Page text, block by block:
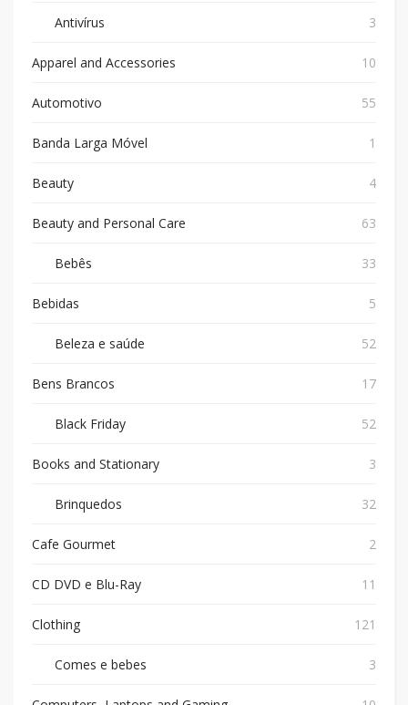
Antivírus 3
Apparel and Accessories 10
Automotivo 55
Banda Larga Móvel 1
Beauty 4
Beauty and Personal Care 63
Bebês 33
Bebidas 5
Beleza e saúde 52
Bens Brancos 17
Black Friday 52
Books and Stationary 3
Brinquedos 32
Cafe Gourmet 2
CD DVD e Blu-Ray 11
Clothing 121
Comes e bebes 3